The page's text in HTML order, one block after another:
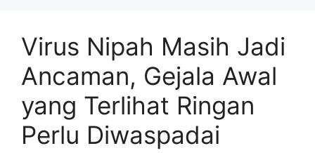
Virus Nipah Masih Jadi
Ancaman, Gejala Awal
yang Terlihat Ringan
Perlu Diwaspadai